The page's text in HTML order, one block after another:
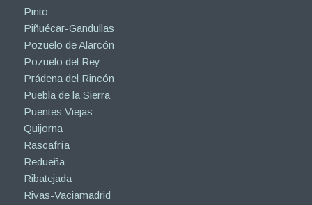
Pinto
Piñuécar-Gandullas
Pozuelo de Alarcón
Pozuelo del Rey
Prádena del Rincón
Puebla de la Sierra
Puentes Viejas
Quijorna
Rascafría
Redueña
Ribatejada
Rivas-Vaciamadrid